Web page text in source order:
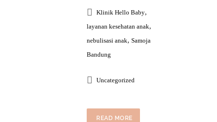
Klinik Hello Baby,
layanan kesehatan anak,
nebulisasi anak, Samoja
Bandung
Uncategorized
READ MORE